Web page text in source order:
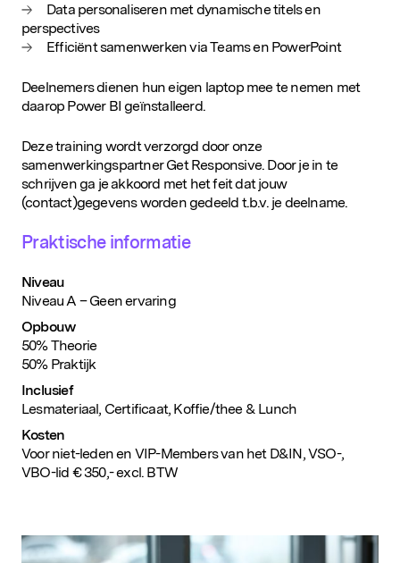
Data personaliseren met dynamische titels en
perspectives
Efficiënt samenwerken via Teams en PowerPoint
Deelnemers dienen hun eigen laptop mee te nemen met
daarop Power BI geïnstalleerd.
Deze training wordt verzorgd door onze
samenwerkingspartner Get Responsive. Door je in te
schrijven ga je akkoord met het feit dat jouw
(contact)gegevens worden gedeeld t.b.v. je deelname.
Praktische informatie
Niveau
Niveau A – Geen ervaring
Opbouw
50% Theorie
50% Praktijk
Inclusief
Lesmateriaal, Certificaat, Koffie/thee & Lunch
Kosten
Voor niet-leden en VIP-Members van het D&IN, VSO-,
VBO-lid € 350,- excl. BTW